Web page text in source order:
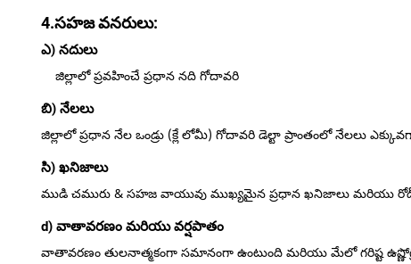
4.సహజ వనరులు:
ఎ) నదులు
జిల్లాలో ప్రవహించే ప్రధాన నది గోదావరి
బి) నేలలు
జిల్లాలో ప్రధాన నేల ఒండ్రు (క్లే లోమీ) గోదావరి డెల్టా ప్రాంతంలో నేలలు
సి) ఖనిజాలు
ముడి చమురు & సహజ వాయువు ముఖ్యమైన ప్రధాన ఖనిజాలు మరియు
d) వాతావరణం మరియు వర్షపాతం
వాతావరణం తులనాత్మకంగా సమానంగా ఉంటుంది మరియు మేలో గరిష్ట